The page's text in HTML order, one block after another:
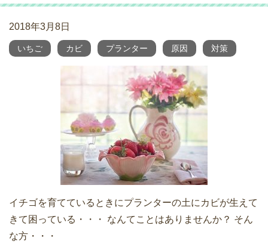
2018年3月8日
いちご カビ プランター 原因 対策
イチゴを育てているときにプランターの土にカビが生えて
きて困っている・・・ なんてことはありませんか？ そん
な方・・・